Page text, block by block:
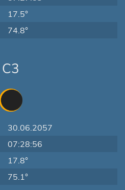
17.5°
74.8°
C3
30.06.2057
07:28:56
17.8°
75.1°